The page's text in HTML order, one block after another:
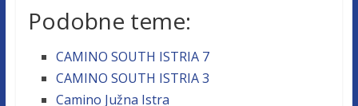
Podobne teme:
CAMINO SOUTH ISTRIA 7
CAMINO SOUTH ISTRIA 3
Camino Južna Istra